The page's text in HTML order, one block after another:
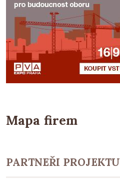
Mapa firem
PARTNEŘI PROJEKTU